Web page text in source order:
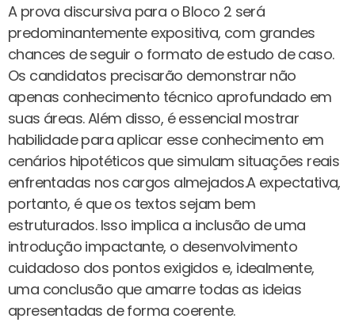
A prova discursiva para o Bloco 2 será
predominantemente expositiva, com grandes
chances de seguir o formato de estudo de caso.
Os candidatos precisarão demonstrar não
apenas conhecimento técnico aprofundado em
suas áreas. Além disso, é essencial mostrar
habilidade para aplicar esse conhecimento em
cenários hipotéticos que simulam situações reais
enfrentadas nos cargos almejados.A expectativa,
portanto, é que os textos sejam bem
estruturados. Isso implica a inclusão de uma
introdução impactante, o desenvolvimento
cuidadoso dos pontos exigidos e, idealmente,
uma conclusão que amarre todas as ideias
apresentadas de forma coerente.